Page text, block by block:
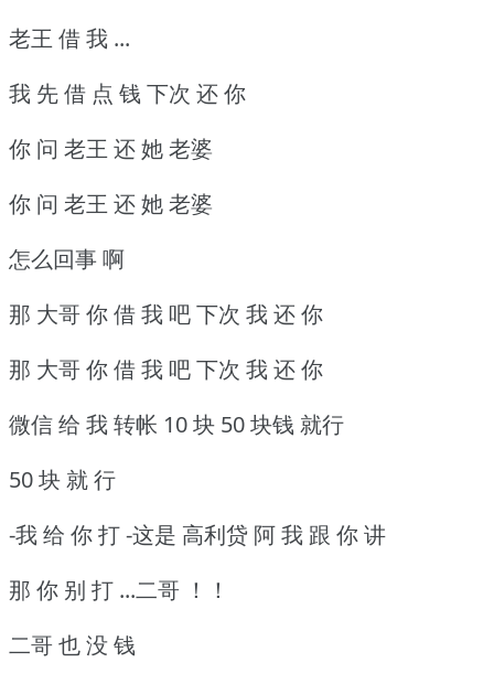
老王 借 我 ...
我 先 借 点 钱 下次 还 你
你 问 老王 还 她 老婆
你 问 老王 还 她 老婆
怎么回事 啊
那 大哥 你 借 我 吧 下次 我 还 你
那 大哥 你 借 我 吧 下次 我 还 你
微信 给 我 转帐 10 块 50 块钱 就行
50 块 就 行
-我 给 你 打 -这是 高利贷 阿 我 跟 你 讲
那 你 别 打 ...二哥 ！！
二哥 也 没 钱